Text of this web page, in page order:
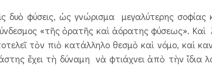
φύσεις, ὡς γνώρισμα μεγαλύτερης σοφίας
«τῆς ὁρατῆς καὶ ἀόρατης φύσεως».
τὸν πιὸ κατάλληλο θεσμὸ καὶ νόμο, καὶ
ἔχει τὴ δύναμη νὰ φτιάχνει ἀπὸ τὴν ἴδια